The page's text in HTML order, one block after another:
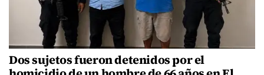
Dos sujetos fueron detenidos por el